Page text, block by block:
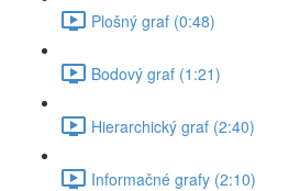
Plošný graf (0:48)
Bodový graf (1:21)
Hierarchický graf (2:40)
Informačné grafy (2:10)